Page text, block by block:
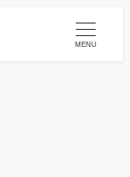
MENU